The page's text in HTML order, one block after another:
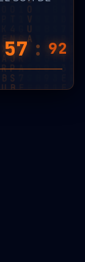
57 : 79